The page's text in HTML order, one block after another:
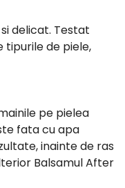
delicat. Testat
de piele,
pe pielea
fata cu apa
inainte de ras
Balsamul After